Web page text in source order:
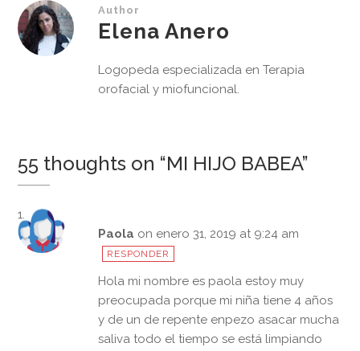
Author
Elena Anero
Logopeda especializada en Terapia
orofacial y miofuncional.
55 thoughts on “MI HIJO BABEA”
Paola on enero 31, 2019 at 9:24 am
RESPONDER
Hola mi nombre es paola estoy muy
preocupada porque mi niña tiene 4 años
y de un de repente enpezo asacar mucha
saliva todo el tiempo se está limpiando